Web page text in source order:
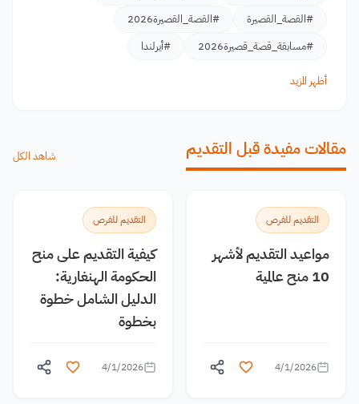
#القصة_القصيرة
#القصة_القصيرة2026
#مسابقة_قصة_قصيرة2026
#أيرلندا
أظهر المزيد
مقالات مفيدة قبل التقديم شاهد الكل
التقديم للفرص
مواعيد التقديم لأشهر
10 منح عالمية
4/1/2026
التقديم للفرص
كيفية التقديم على منح
الحكومة الهنغارية:
الدليل الشامل خطوة
بخطوة
4/1/2026